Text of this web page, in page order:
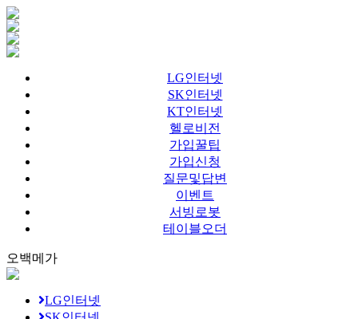
LG인터넷
SK인터넷
KT인터넷
헬로비전
가입꿀팁
가입신청
질문및답변
이벤트
서빙로봇
테이블오더
오백메가
LG인터넷